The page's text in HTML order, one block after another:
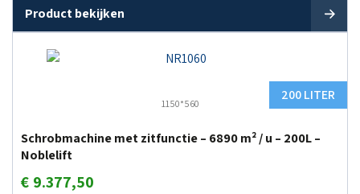
Product bekijken
200 LITER
1150*560
Schrobmachine met zitfunctie – 6890 m² / u – 200L –
Noblelift
€ 9.377,50